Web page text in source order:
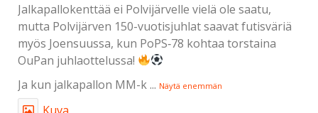
Jalkapallokenttää ei Polvijärvelle vielä ole saatu,
mutta Polvijärven 150-vuotisjuhlat saavat futisväriä
myös Joensuussa, kun PoPS‑78 kohtaa torstaina
OuPan juhlaottelussa!
Ja kun jalkapallon MM-k... Näytä enemmän